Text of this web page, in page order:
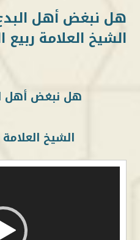
هل نبغض أهل
الشيخ العلامة
هل نبغض أهل
الشيخ